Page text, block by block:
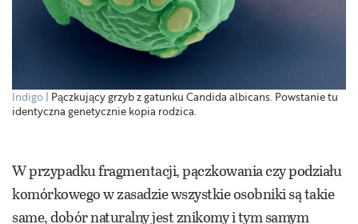
Indigo Pączkujący grzyb z ­gatunku Candida ­albicans. Powstanie tu
identyczna genetycznie kopia rodzica.
W przypadku fragmentacji, pączkowania czy podziału
komórkowego w zasadzie wszystkie osobniki są takie
same, dobór naturalny jest znikomy i tym samym